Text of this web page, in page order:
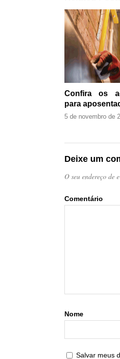
Confira os
para
5 de novembro de
Deixe um
O seu endereço de
Salvar meus